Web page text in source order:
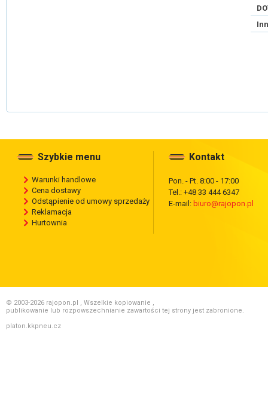
Szybkie menu
Warunki handlowe
Cena dostawy
Odstąpienie od umowy sprzedaży
Reklamacja
Hurtownia
Kontakt
Pon. - Pt. 8:00 - 17:00
Tel.: +48 33 444 6347
E-mail: biuro@rajopon.pl
© 2003-2026 rajopon.pl , Wszelkie kopiowanie ,
publikowanie lub rozpowszechnianie zawartości tej strony jest zabronione.
platon.kkpneu.cz